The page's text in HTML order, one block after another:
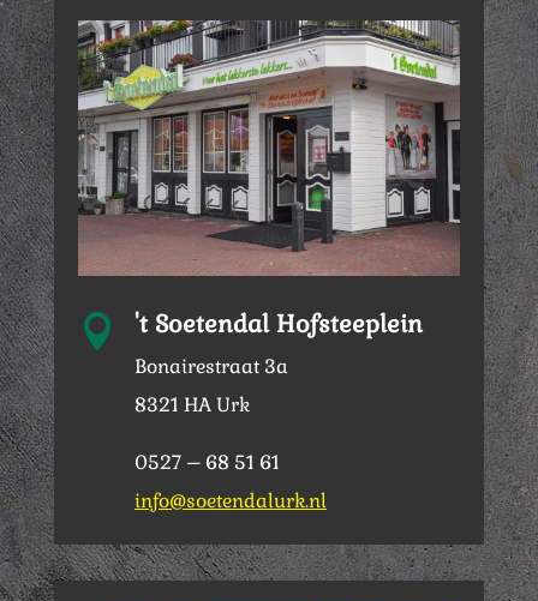
 't Soetendal Hofsteeplein
Bonairestraat 3a
8321 HA Urk
0527 – 68 51 61
info@soetendalurk.nl